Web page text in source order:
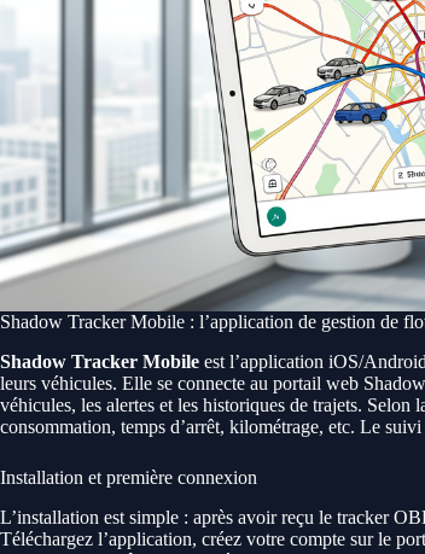
Shadow Tracker Mobile : l’application de gestion de
Shadow Tracker Mobile est l’application iOS/
leurs véhicules. Elle se connecte au portail web
véhicules, les alertes et les historiques de trajets.
consommation, temps d’arrêt, kilométrage, etc. Le suivi
Installation et première connexion
L’installation est simple : après avoir reçu le tracker
Téléchargez l’application, créez votre compte sur le